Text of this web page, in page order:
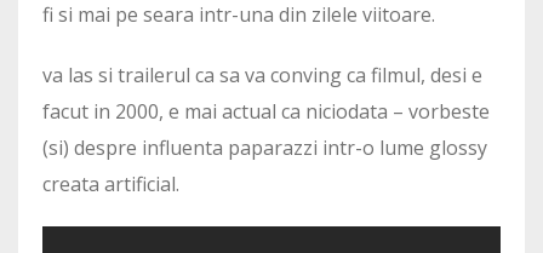
fi si mai pe seara intr-una din zilele viitoare.
va las si trailerul ca sa va conving ca filmul, desi e
facut in 2000, e mai actual ca niciodata – vorbeste
(si) despre influenta paparazzi intr-o lume glossy
creata artificial.